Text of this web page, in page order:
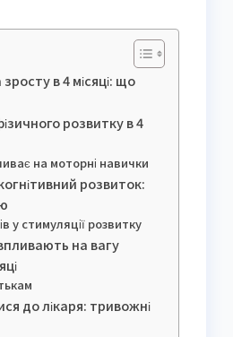
в 4 місяці: що
розвитку в 4
на моторні навички
розвиток:
у стимуляції розвитку
на вагу
до лікаря: тривожні